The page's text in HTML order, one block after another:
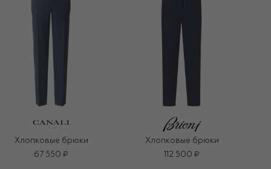
Хлопковые брюки
67 550 ₽
Хлопковые брюки
112 500 ₽